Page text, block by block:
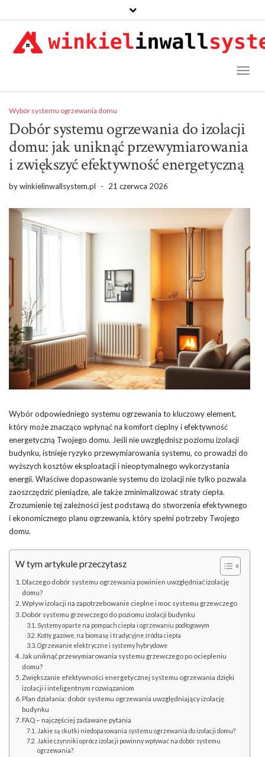
Wybór systemu ogrzewania domu
Dobór systemu ogrzewania do izolacji
domu: jak uniknąć przewymiarowania
i zwiększyć efektywność energetyczną
bywinkielinwallsystem.pl - 21 czerwca 2026
Wybór odpowiedniego systemu ogrzewania to kluczowy element,
który może znacząco wpłynąć na komfort cieplny i efektywność
energetyczną Twojego domu. Jeśli nie uwzględnisz poziomu izolacji
budynku, istnieje ryzyko przewymiarowania systemu, co prowadzi do
wyższych kosztów eksploatacji i nieoptymalnego wykorzystania
energii. Właściwe dopasowanie systemu do izolacji nie tylko pozwala
zaoszczędzić pieniądze, ale także zminimalizować straty ciepła.
Zrozumienie tej zależności jest podstawą do stworzenia efektywnego
i ekonomicznego planu ogrzewania, który spełni potrzeby Twojego
domu.
W tym artykule przeczytasz
Dlaczego dobór systemu ogrzewania powinien uwzględniać izolację
domu?
Wpływ izolacji na zapotrzebowanie cieplne i moc systemu grzewczego
Dobór systemu grzewczego do poziomu izolacji budynku
Systemy oparte na pompach ciepła i ogrzewaniu podłogowym
Kotły gazowe, na biomasę i tradycyjne źródła ciepła
Ogrzewanie elektryczne i systemy hybrydowe
Jak uniknąć przewymiarowania systemu grzewczego po ociepleniu
domu?
Zwiększanie efektywności energetycznej systemu ogrzewania dzięki
izolacji i inteligentnym rozwiązaniom
Plan działania: dobór systemu ogrzewania uwzględniający izolację
budynku
FAQ – najczęściej zadawane pytania
Jakie są skutki niedopasowania systemu ogrzewania do izolacji domu?
Jakie czynniki oprócz izolacji powinny wpływać na dobór systemu
ogrzewania?